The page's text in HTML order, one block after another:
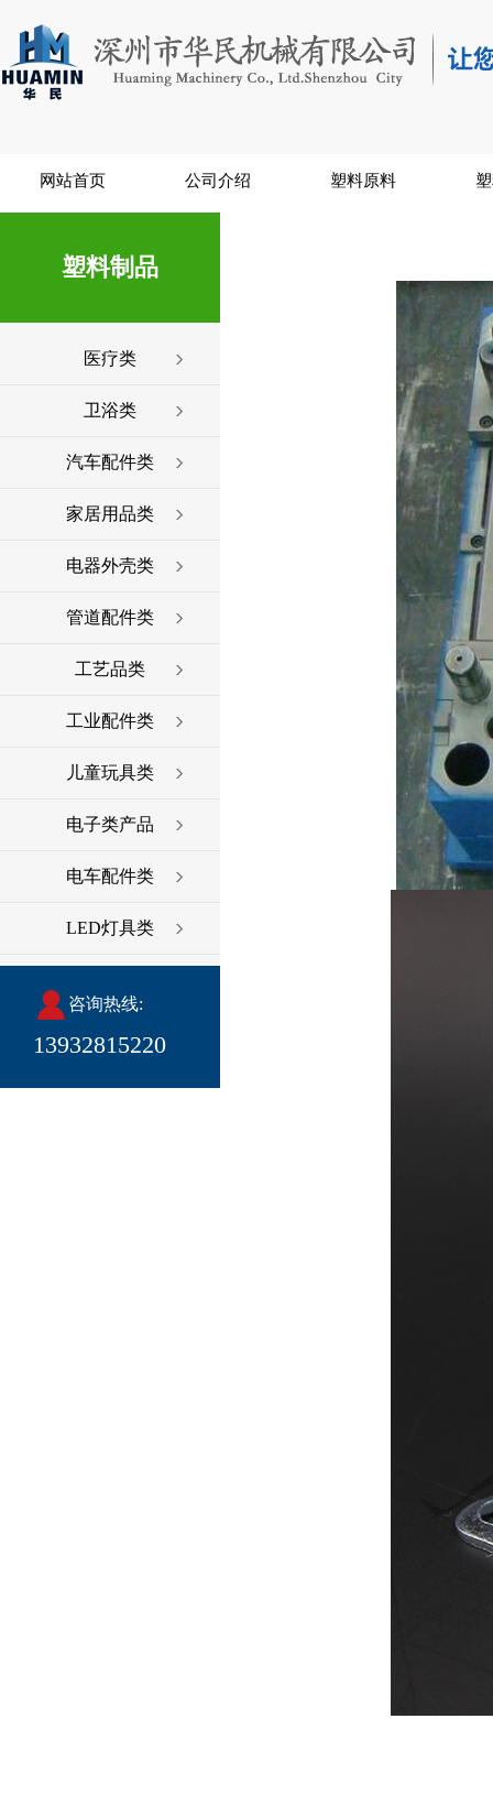
网站首页 公司介绍 塑料原料
塑料制品
医疗类
卫浴类
汽车配件类
家居用品类
电器外壳类
管道配件类
工艺品类
工业配件类
儿童玩具类
电子类产品
电车配件类
LED灯具类
咨询热线:
13932815220